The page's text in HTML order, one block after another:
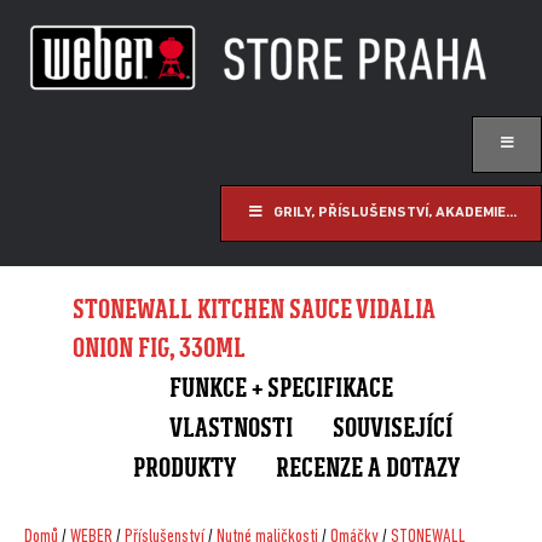
GRILY, PŘÍSLUŠENSTVÍ, AKADEMIE...
STONEWALL KITCHEN SAUCE VIDALIA
ONION FIG, 330ML
FUNKCE + SPECIFIKACE
VLASTNOSTI
SOUVISEJÍCÍ
PRODUKTY
RECENZE A DOTAZY
Domů /WEBER/ Příslušenství/ Nutné maličkosti /Omáčky/STONEWALL